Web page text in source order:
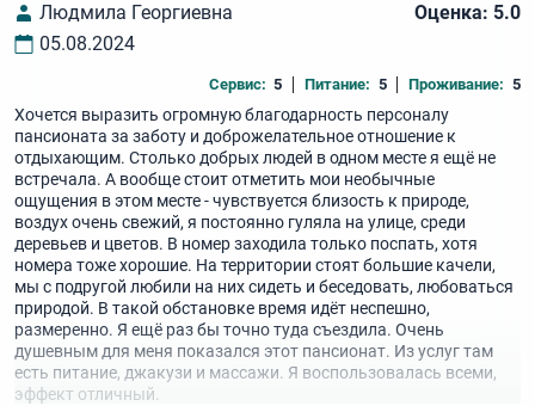
Людмила Георгиевна
05.08.2024
Оценка: 5.0
Сервис: 5 Питание: 5 Проживание: 5
Хочется выразить огромную благодарность персоналу
пансионата за заботу и доброжелательное отношение к
отдыхающим. Столько добрых людей в одном месте я ещё не
встречала. А вообще стоит отметить мои необычные
ощущения в этом месте - чувствуется близость к природе,
воздух очень свежий, я постоянно гуляла на улице, среди
деревьев и цветов. В номер заходила только поспать, хотя
номера тоже хорошие. На территории стоят большие качели,
мы с подругой любили на них сидеть и беседовать, любоваться
природой. В такой обстановке время идёт неспешно,
размеренно. Я ещё раз бы точно туда съездила. Очень
душевным для меня показался этот пансионат. Из услуг там
есть питание, джакузи и массажи. Я воспользовалась всеми,
эффект отличный.